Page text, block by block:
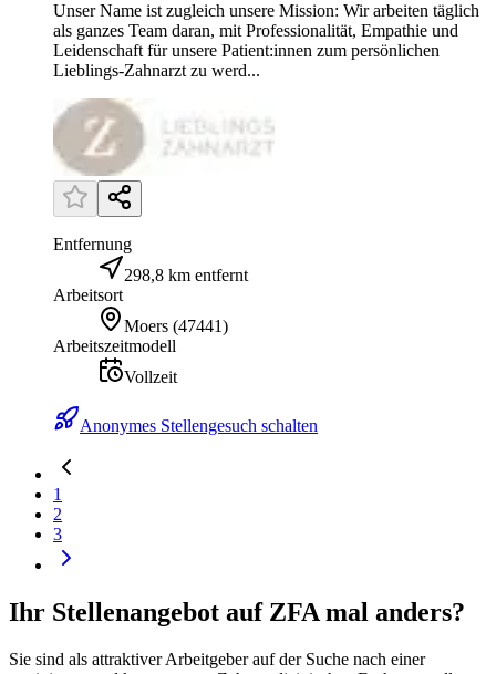
Unser Name ist zugleich unsere Mission: Wir arbeiten täglich
als ganzes Team daran, mit Professionalität, Empathie und
Leidenschaft für unsere Patient:innen zum persönlichen
Lieblings-Zahnarzt zu werd...
Entfernung
298,8 km entfernt
Arbeitsort
Moers (47441)
Arbeitszeitmodell
Vollzeit
Anonymes Stellengesuch schalten
1
2
3
Ihr Stellenangebot auf ZFA mal anders?
Sie sind als attraktiver Arbeitgeber auf der Suche nach einer